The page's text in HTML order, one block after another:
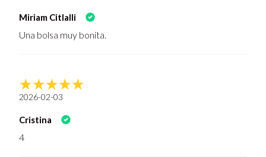
Miriam Citlalli
Una bolsa muy bonita.
2026-02-03
Cristina
4